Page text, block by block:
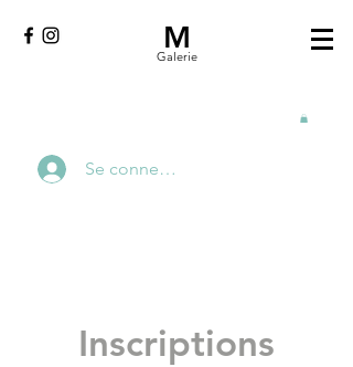
M
Galerie
Se connecter
Inscriptions